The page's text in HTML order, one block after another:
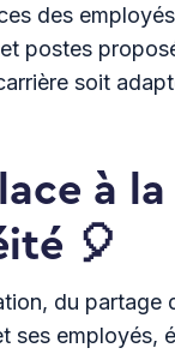
des
postes
soit
à la
🎈
du partage
ses employés,